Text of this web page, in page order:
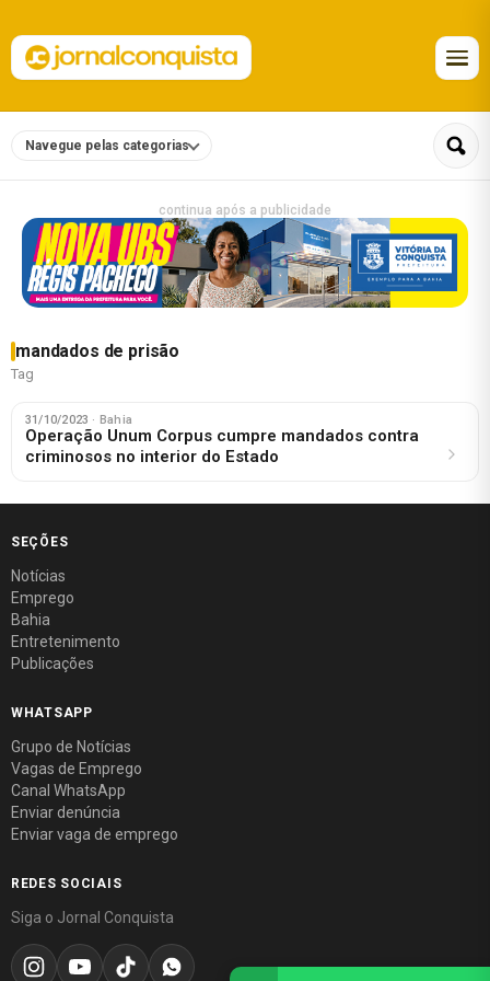
Navegue pelas categorias
continua após a publicidade
mandados de prisão
Tag
31/10/2023 · Bahia
Operação Unum Corpus cumpre mandados contra
criminosos no interior do Estado
SEÇÕES
Notícias
Emprego
Bahia
Entretenimento
Publicações
WHATSAPP
Grupo de Notícias
Vagas de Emprego
Canal WhatsApp
Enviar denúncia
Enviar vaga de emprego
REDES SOCIAIS
Siga o Jornal Conquista